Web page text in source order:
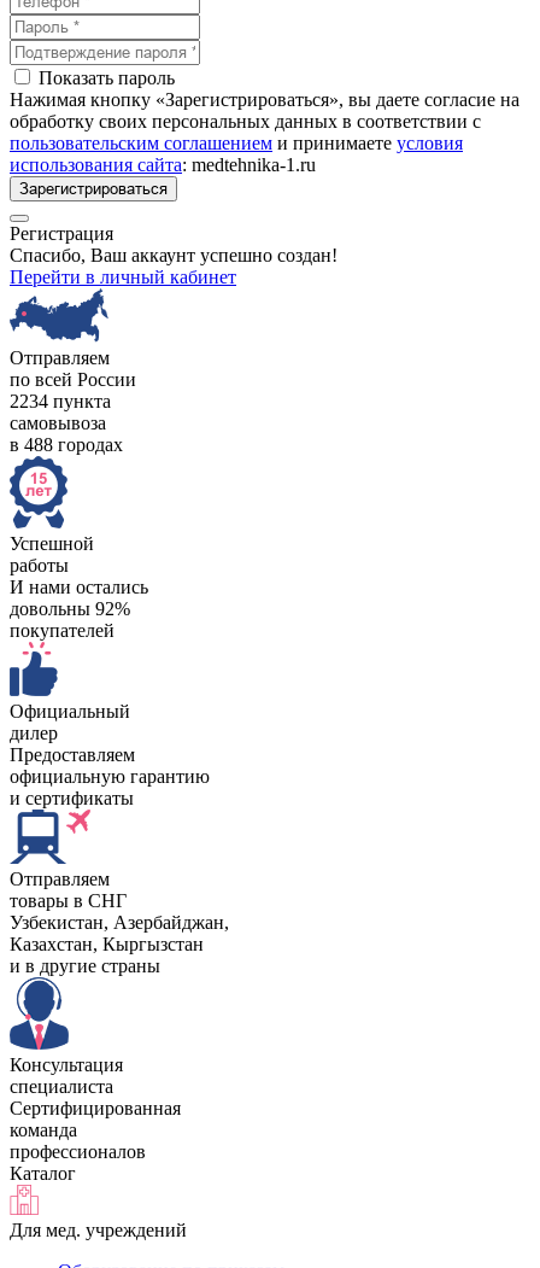
Показать пароль
Нажимая кнопку «Зарегистрироваться», вы даете согласие на
обработку своих персональных данных в соответствии с
пользовательским соглашением и принимаете условия
использования сайта: medtehnika-1.ru
Зарегистрироваться
Регистрация
Спасибо, Ваш аккаунт успешно создан!
Перейти в личный кабинет
Отправляем
по всей России
2234 пункта
самовывоза
в 488 городах
Успешной
работы
И нами остались
довольны 92%
покупателей
Официальный
дилер
Предоставляем
официальную гарантию
и сертификаты
Отправляем
товары в СНГ
Узбекистан, Aзербайджан,
Казахстан, Кыргызстан
и в другие страны
Консультация
специалиста
Сертифицированная
команда
профессионалов
Каталог
Для мед. учреждений